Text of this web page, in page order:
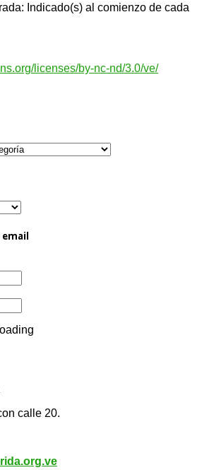
Indicado(s) al comienzo de cada
licenses/by-nc-nd/3.0/ve/
email
calle 20.